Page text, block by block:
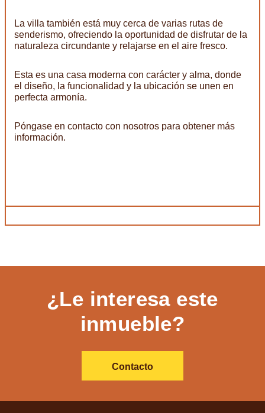
La villa también está muy cerca de varias rutas de
senderismo, ofreciendo la oportunidad de disfrutar de la
naturaleza circundante y relajarse en el aire fresco.
Esta es una casa moderna con carácter y alma, donde
el diseño, la funcionalidad y la ubicación se unen en
perfecta armonía.
Póngase en contacto con nosotros para obtener más
información.
¿Le interesa este
inmueble?
Contacto